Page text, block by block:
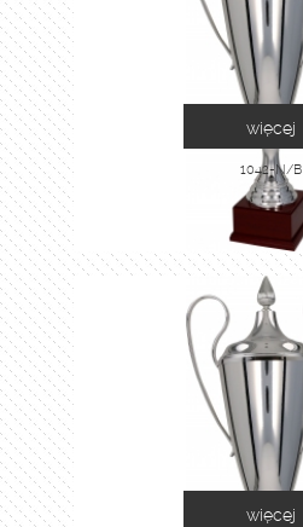
1042-N/B
więcej
więcej